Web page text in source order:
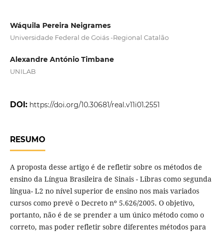
Wáquila Pereira Neigrames
Universidade Federal de Goiás -Regional Catalão
Alexandre António Timbane
UNILAB
DOI: https://doi.org/10.30681/real.v11i01.2551
RESUMO
A proposta desse artigo é de refletir sobre os métodos de
ensino da Língua Brasileira de Sinais - Libras como segunda
língua- L2 no nível superior de ensino nos mais variados
cursos como prevê o Decreto nº 5.626/2005. O objetivo,
portanto, não é de se prender a um único método como o
correto, mas poder refletir sobre diferentes métodos para